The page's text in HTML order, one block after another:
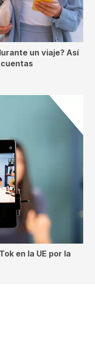
un viaje? Así
en la UE por la